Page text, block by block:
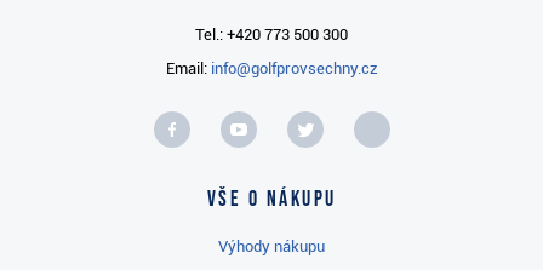
Tel.: +420 773 500 300
Email: info@golfprovsechny.cz
Vše o nákupu
Výhody nákupu